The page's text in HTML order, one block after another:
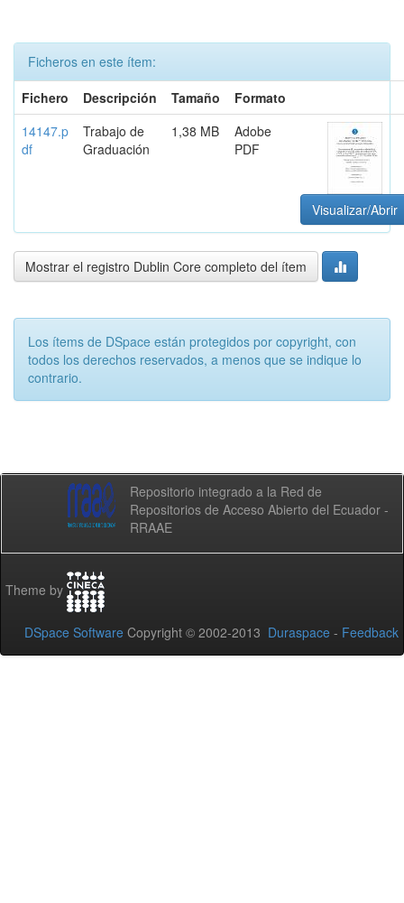
Ficheros en este ítem:
Fichero
Descripción Tamaño
Formato
14147.p
df
Trabajo de
Graduación
1,38 MB
Adobe
PDF
Visualizar/Abrir
Mostrar el registro Dublin Core completo del ítem
Los ítems de DSpace están protegidos por copyright, con
todos los derechos reservados, a menos que se indique lo
contrario.
Repositorio integrado a la Red de
Repositorios de Acceso Abierto del Ecuador -
RRAAE
Theme by
DSpace Software Copyright © 2002-2013 Duraspace - Feedback